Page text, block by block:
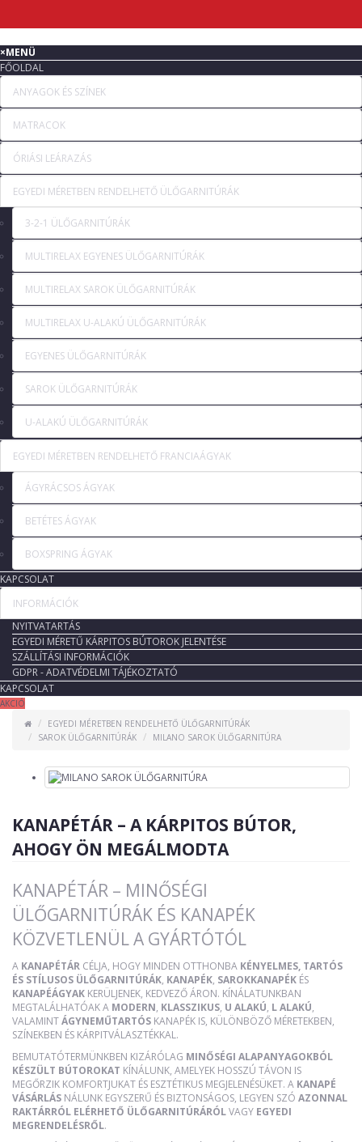
×MENÜ
FŐOLDAL
ANYAGOK ÉS SZÍNEK
MATRACOK
ÓRIÁSI LEÁRAZÁS
EGYEDI MÉRETBEN RENDELHETŐ ÜLŐGARNITÚRÁK
3-2-1 ÜLŐGARNITÚRÁK
MULTIRELAX EGYENES ÜLŐGARNITÚRÁK
MULTIRELAX SAROK ÜLŐGARNITÚRÁK
MULTIRELAX U-ALAKÚ ÜLŐGARNITÚRÁK
EGYENES ÜLŐGARNITÚRÁK
SAROK ÜLŐGARNITÚRÁK
U-ALAKÚ ÜLŐGARNITÚRÁK
EGYEDI MÉRETBEN RENDELHETŐ FRANCIAÁGYAK
ÁGYRÁCSOS ÁGYAK
BETÉTES ÁGYAK
BOXSPRING ÁGYAK
KAPCSOLAT
INFORMÁCIÓK
NYITVATARTÁS
EGYEDI MÉRETŰ KÁRPITOS BÚTOROK JELENTÉSE
SZÁLLÍTÁSI INFORMÁCIÓK
GDPR - ADATVÉDELMI TÁJÉKOZTATÓ
KAPCSOLAT
AKCIÓ
EGYEDI MÉRETBEN RENDELHETŐ ÜLŐGARNITÚRÁK
SAROK ÜLŐGARNITÚRÁK
MILANO SAROK ÜLŐGARNITÚRA
KANAPÉTÁR – A KÁRPITOS BÚTOR,
AHOGY ÖN MEGÁLMODTA
KANAPÉTÁR – MINŐSÉGI
ÜLŐGARNITÚRÁK ÉS KANAPÉK
KÖZVETLENÜL A GYÁRTÓTÓL
A KANAPÉTÁR CÉLJA, HOGY MINDEN OTTHONBA KÉNYELMES, TARTÓS
ÉS STÍLUSOS ÜLŐGARNITÚRÁK, KANAPÉK, SAROKKANAPÉK ÉS
KANAPÉÁGYAK KERÜLJENEK, KEDVEZŐ ÁRON. KÍNÁLATUNKBAN
MEGTALÁLHATÓAK A MODERN, KLASSZIKUS, U ALAKÚ, L ALAKÚ,
VALAMINTÁGYNEMŰTARTÓS KANAPÉK IS, KÜLÖNBÖZŐ MÉRETEKBEN,
SZÍNEKBEN ÉS KÁRPITVÁLASZTÉKKAL.
BEMUTATÓTERMÜNKBEN KIZÁRÓLAG MINŐSÉGI ALAPANYAGOKBÓL
KÉSZÜLT BÚTOROKAT KÍNÁLUNK, AMELYEK HOSSZÚ TÁVON IS
MEGŐRZIK KOMFORTJUKAT ÉS ESZTÉTIKUS MEGJELENÉSÜKET. A KANAPÉ
VÁSÁRLÁS NÁLUNK EGYSZERŰ ÉS BIZTONSÁGOS, LEGYEN SZÓ AZONNAL
RAKTÁRRÓL ELÉRHETŐ ÜLŐGARNITÚRÁRÓLVAGY EGYEDI
MEGRENDELÉSRŐL.